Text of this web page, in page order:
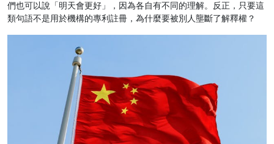
們也可以說「明天會更好」，因為各自有不同的理解。反正，只要這
類句語不是用於機構的專利註冊，為什麼要被別人壟斷了解釋權？